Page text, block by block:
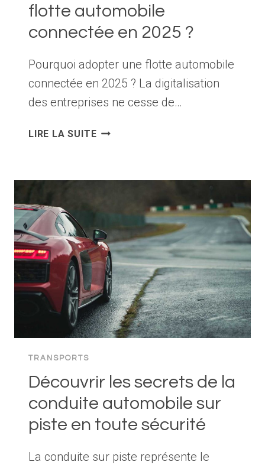
flotte automobile
connectée en 2025 ?
Pourquoi adopter une flotte automobile
connectée en 2025 ? La digitalisation
des entreprises ne cesse de…
LIRE LA SUITEPOURQUOI
CONNECTÉE
2025
?
TRANSPORTS
Découvrir les secrets de la
conduite automobile sur
piste en toute sécurité
La conduite sur piste représente le